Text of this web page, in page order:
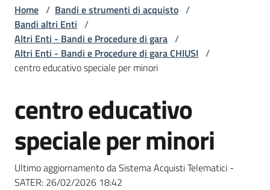
telematici
L'Agenzia
Bandi
strumenti
acquisto
Home / Bandi e strumenti di acquisto /
Bandi altri Enti /
Altri Enti - Bandi e Procedure di gara /
Altri Enti - Bandi e Procedure di gara CHIUSI /
centro educativo speciale per minori
Salta al contenuto
centro educativo
speciale per minori
Ultimo aggiornamento da Sistema Acquisti Telematici -
SATER: 26/02/2026 18:42